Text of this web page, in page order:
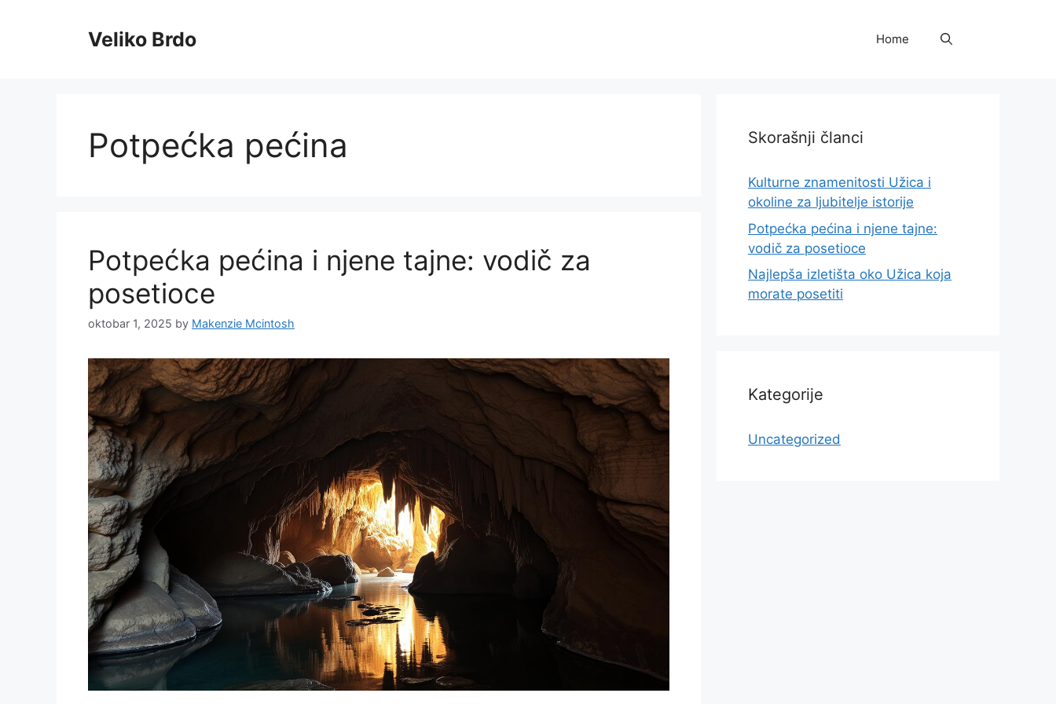
Veliko Brdo Home
Potpećka pećina
Potpećka pećina i njene tajne: vodič za
posetioce
oktobar 1, 2025 by Makenzie Mcintosh
Skorašnji članci
Kulturne znamenitosti Užica i
okoline za ljubitelje istorije
Potpećka pećina i njene tajne:
vodič za posetioce
Najlepša izletišta oko Užica koja
morate posetiti
Kategorije
Uncategorized